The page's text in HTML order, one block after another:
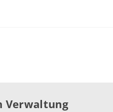
Verwaltung